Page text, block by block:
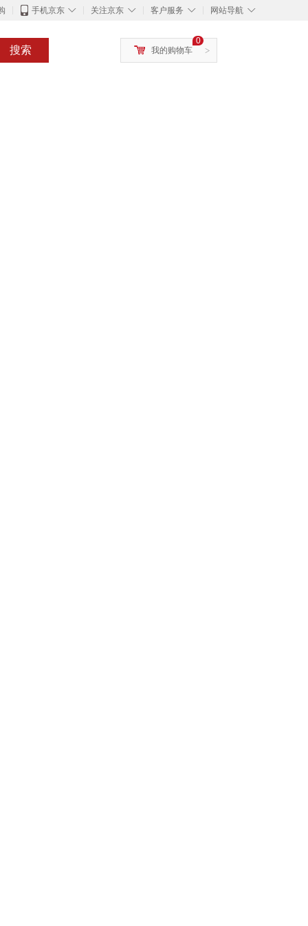
◇
手机京东 ◇
关注京东 ◇
客户服务 ◇
网站导航
搜索 >
0
我的购物车